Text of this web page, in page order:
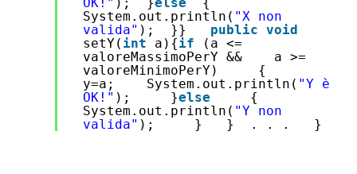
System.out.println( "X non
valida" ); }} public void
setY( int a){if
(a <=
valoreMassimoPerY && a >=
valoreMinimoPerY) {
y=a; System.out.println( "Y è
OK!" ); }else
{
System.out.println( "Y non
valida" ); } } . . . }